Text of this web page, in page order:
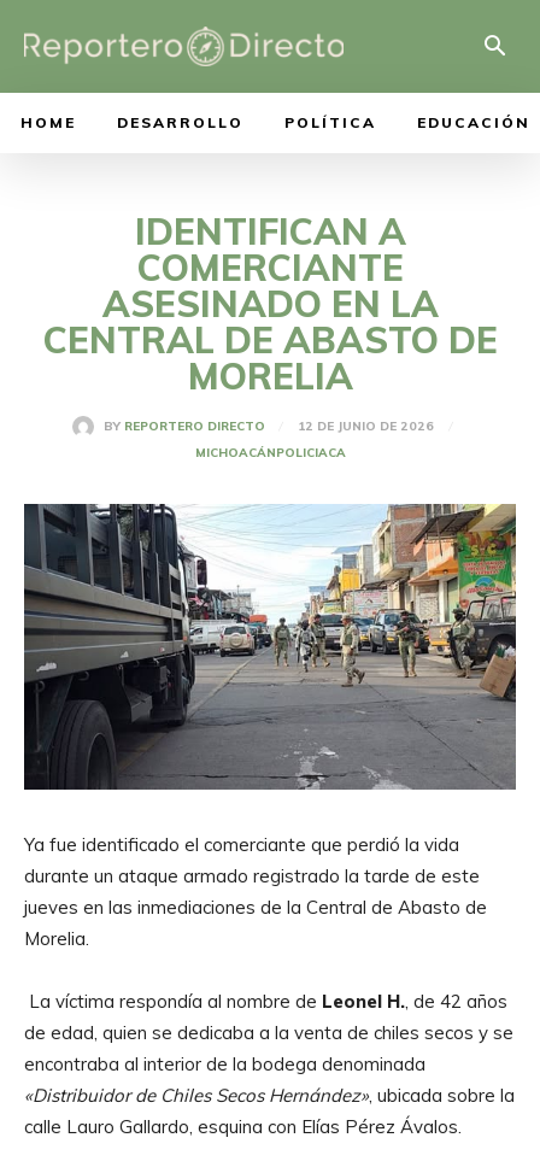
HOME DESARROLLO POLÍTICA EDUCACIÓN
IDENTIFICAN A
COMERCIANTE
ASESINADO EN LA
CENTRAL DE ABASTO DE
MORELIA
BY REPORTERO DIRECTO
12 DE JUNIO DE 2026
MICHOACÁNPOLICIACA
Ya fue identificado el comerciante que perdió la vida
durante un ataque armado registrado la tarde de este
jueves en las inmediaciones de la Central de Abasto de
Morelia.
La víctima respondía al nombre de Leonel H., de 42 años
de edad, quien se dedicaba a la venta de chiles secos y se
encontraba al interior de la bodega denominada
«Distribuidor de Chiles Secos Hernández», ubicada sobre la
calle Lauro Gallardo, esquina con Elías Pérez Ávalos.